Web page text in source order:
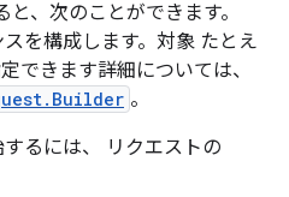
、次のことができます。
を構成します。対象 たとえ
できます詳細については、
。
るには、 リクエストの